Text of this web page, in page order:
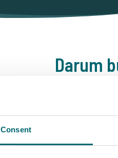
Consent
Darum